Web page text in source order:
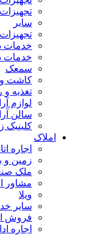
سایر
خدمات
خدمات
سمعک
کاشت و
تغذیه و
لوازم
سالن
کلینیک
املاک
اجاره
زمین و
ملک
مشاور
ویلا
سایر
فروش
اجاره